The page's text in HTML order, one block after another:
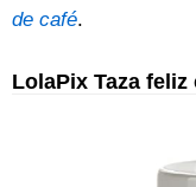
de café.
LolaPix Taza